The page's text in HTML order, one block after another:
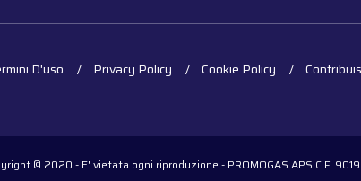
D'uso Privacy Policy Cookie Policy
© 2020 - E' vietata ogni riproduzione - PROMOGAS APS C.F.